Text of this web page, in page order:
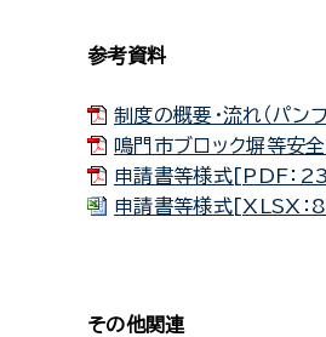
参考資料
制度の概要・流れ（パ
鳴門市ブロック塀等安
申請書等様式[PDF：
申請書等様式[XLSX
その他関連